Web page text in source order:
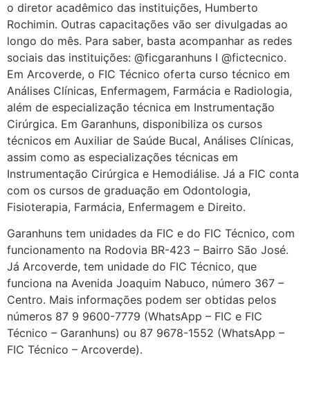
o diretor acadêmico das instituições, Humberto
Rochimin. Outras capacitações vão ser divulgadas ao
longo do mês. Para saber, basta acompanhar as redes
sociais das instituições: @ficgaranhuns I @fictecnico.
Em Arcoverde, o FIC Técnico oferta curso técnico em
Análises Clínicas, Enfermagem, Farmácia e Radiologia,
além de especialização técnica em Instrumentação
Cirúrgica. Em Garanhuns, disponibiliza os cursos
técnicos em Auxiliar de Saúde Bucal, Análises Clínicas,
assim como as especializações técnicas em
Instrumentação Cirúrgica e Hemodiálise. Já a FIC conta
com os cursos de graduação em Odontologia,
Fisioterapia, Farmácia, Enfermagem e Direito.
Garanhuns tem unidades da FIC e do FIC Técnico, com
funcionamento na Rodovia BR-423 – Bairro São José.
Já Arcoverde, tem unidade do FIC Técnico, que
funciona na Avenida Joaquim Nabuco, número 367 –
Centro. Mais informações podem ser obtidas pelos
números 87 9 9600-7779 (WhatsApp – FIC e FIC
Técnico – Garanhuns) ou 87 9678-1552 (WhatsApp –
FIC Técnico – Arcoverde).